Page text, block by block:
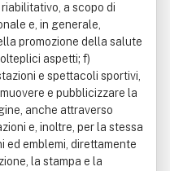
a scopo di
e, in generale,
promozione della salute
aspetti; f)
e spettacoli sportivi,
e pubblicizzare la
anche attraverso
e, inoltre, per la stessa
ed emblemi, direttamente
la stampa e la